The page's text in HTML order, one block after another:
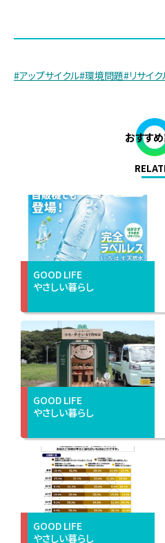
#アップサイクル#環境問題#リサイク
おすす
GOOD LIFE
やさしい暮らし
GOOD LIFE
やさしい暮らし
GOOD LIFE
やさしい暮らし